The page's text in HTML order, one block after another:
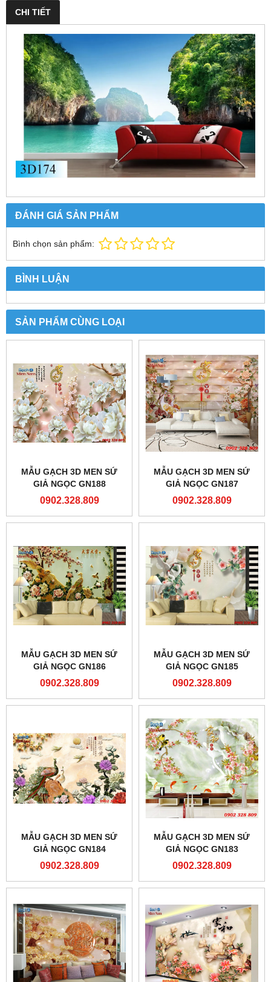
CHI TIẾT
ĐÁNH GIÁ SẢN PHẨM
Bình chọn sản phẩm:
BÌNH LUẬN
SẢN PHẨM CÙNG LOẠI
MẪU GẠCH 3D MEN SỨ
GIẢ NGỌC GN188
0902.328.809
MẪU GẠCH 3D MEN SỨ
GIẢ NGỌC GN187
0902.328.809
MẪU GẠCH 3D MEN SỨ
GIẢ NGỌC GN186
0902.328.809
MẪU GẠCH 3D MEN SỨ
GIẢ NGỌC GN185
0902.328.809
MẪU GẠCH 3D MEN SỨ
GIẢ NGỌC GN184
0902.328.809
MẪU GẠCH 3D MEN SỨ
GIẢ NGỌC GN183
0902.328.809